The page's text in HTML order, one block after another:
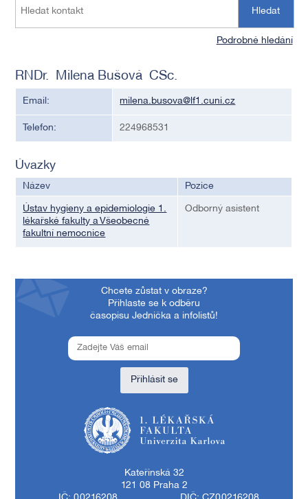
Hledat
Podrobné hledání
RNDr. Milena Bušová CSc.
Email: milena.busova@lf1.cuni.cz
Telefon: 224968531
Úvazky
Název Pozice
Ústav hygieny a epidemiologie 1.
lékařské fakulty a Všeobecné
fakultní nemocnice
Odborný asistent
Chcete zůstat v obraze?
Přihlaste se k odběru
časopisu Jednička a infolistů!
Přihlásit se
Kateřinská 32
121 08 Praha 2